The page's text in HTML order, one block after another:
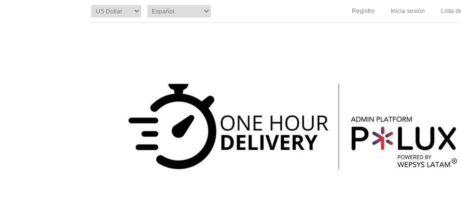
Registro Inicia sesión Lista